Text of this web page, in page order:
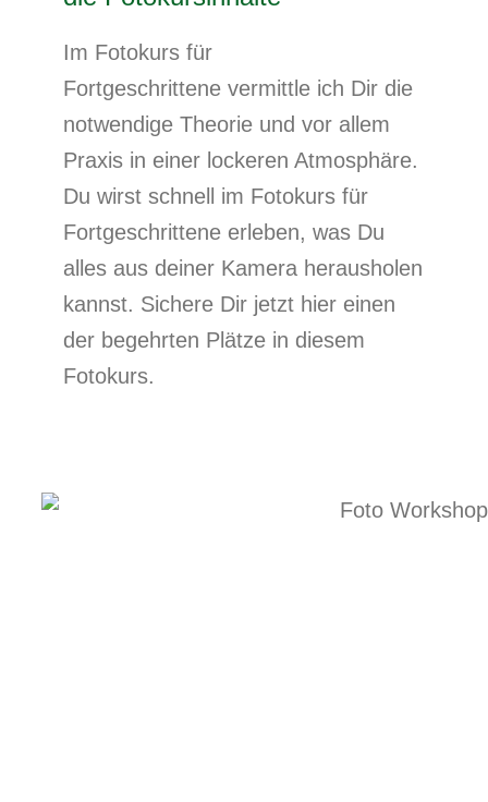
Im Fotokurs für
Fortgeschrittene vermittle ich Dir die
notwendige Theorie und vor allem
Praxis in einer lockeren Atmosphäre.
Du wirst schnell im Fotokurs für
Fortgeschrittene erleben, was Du
alles aus deiner Kamera herausholen
kannst. Sichere Dir jetzt hier einen
der begehrten Plätze in diesem
Fotokurs.